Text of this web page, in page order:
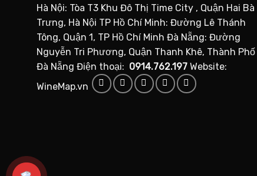
Hà Nội: Tòa T3 Khu Đô Thị Time City , Quận Hai Bà
Trưng, Hà Nội TP Hồ Chí Minh: Đường Lê Thánh
Tông, Quận 1, TP Hồ Chí Minh Đà Nẵng: Đường
Nguyễn Tri Phương, Quận Thanh Khê, Thành Phố
Đà Nẵng Điện thoại: 0914.762.197 Website:
WineMap.vn